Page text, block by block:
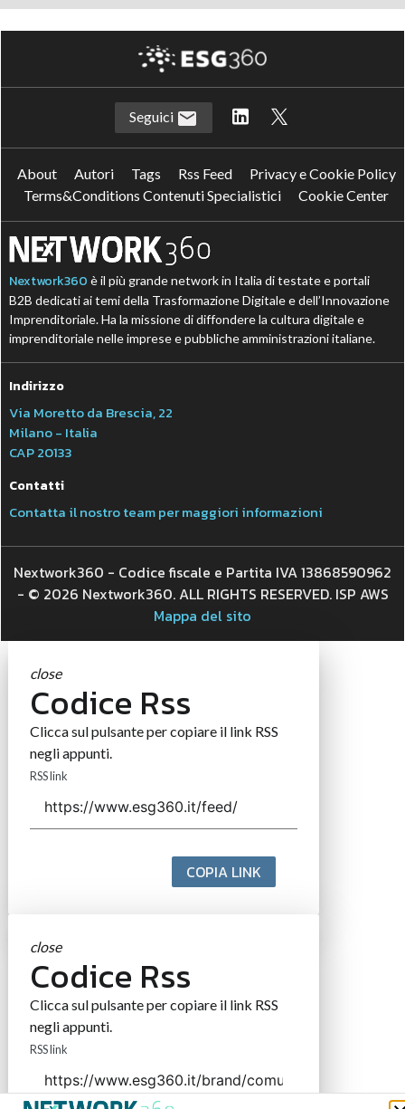
Seguici
About Autori Tags Rss Feed
Privacy e Cookie Policy
Terms&Conditions Contenuti Specialistici
Cookie Center
Nextwork360 è il più grande network in Italia di testate e portali
B2B dedicati ai temi della Trasformazione Digitale e dell’Innovazione
Imprenditoriale. Ha la missione di diffondere la cultura digitale e
imprenditoriale nelle imprese e pubbliche amministrazioni italiane.
Indirizzo
Via Moretto da Brescia, 22
Milano - Italia
CAP 20133
Contatti
Contatta il nostro team per maggiori informazioni
Nextwork360 - Codice fiscale e Partita IVA 13868590962
- © 2026 Nextwork360. ALL RIGHTS RESERVED. ISP AWS
Mappa del sito
close
Codice Rss
Clicca sul pulsante per copiare il link RSS
negli appunti.
RSS link
COPIA LINK
close
Codice Rss
Clicca sul pulsante per copiare il link RSS
negli appunti.
RSS link